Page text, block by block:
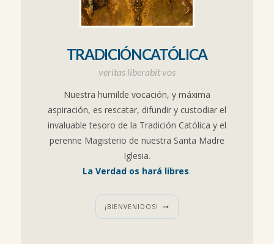
TRADICIÓNCATÓLICA
veritas liberabit vos
Nuestra humilde vocación, y máxima
aspiración, es rescatar, difundir y custodiar el
invaluable tesoro de la Tradición Católica y el
perenne Magisterio de nuestra Santa Madre
Iglesia.
La Verdad os hará libres.
¡BIENVENIDOS!